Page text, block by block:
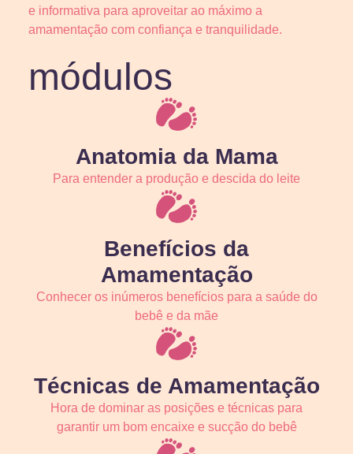
e informativa para aproveitar ao máximo a
amamentação com confiança e tranquilidade.
módulos
Anatomia da Mama
Para entender a produção e descida do leite
Benefícios da
Amamentação
Conhecer os inúmeros benefícios para a saúde do
bebê e da mãe
Técnicas de Amamentação
Hora de dominar as posições e técnicas para
garantir um bom encaixe e sucção do bebê